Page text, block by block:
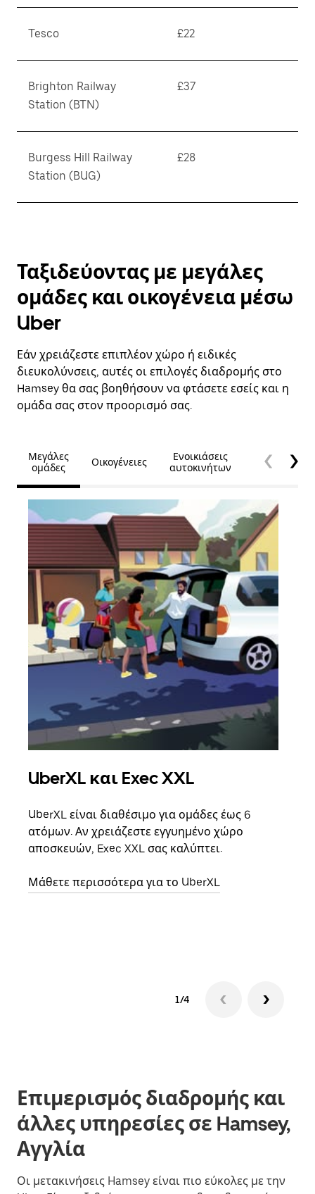
Tesco £22
Brighton Railway
Station (BTN)
£37
Burgess Hill Railway
Station (BUG)
£28
Ταξιδεύοντας με μεγάλες
ομάδες και οικογένεια μέσω
Uber
Εάν χρειάζεστε επιπλέον χώρο ή ειδικές
διευκολύνσεις, αυτές οι επιλογές διαδρομής στο
Hamsey θα σας βοηθήσουν να φτάσετε εσείς και η
ομάδα σας στον προορισμό σας.
Μεγάλες
ομάδες
Οικογένειες
Ενοικιάσεις
αυτοκινήτων
UberXL και Exec XXL
UberXL είναι διαθέσιμο για ομάδες έως 6
ατόμων. Αν χρειάζεστε εγγυημένο χώρο
αποσκευών, Exec XXL σας καλύπτει.
Μάθετε περισσότερα για το UberXL
1/4
Επιμερισμός διαδρομής και
άλλες υπηρεσίες σε Hamsey,
Αγγλία
Οι μετακινήσεις Hamsey είναι πιο εύκολες με την